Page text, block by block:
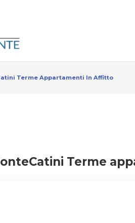
Terme Appartamenti In Affitto
Terme